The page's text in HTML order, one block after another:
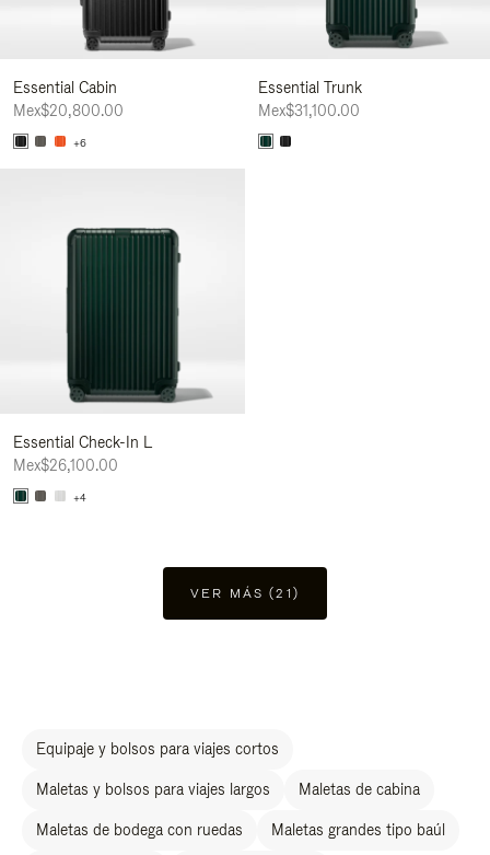
Essential Cabin
Mex$20,800.00
+6
Essential Trunk
Mex$31,100.00
Essential Check-In L
Mex$26,100.00
+4
VER MÁS (21)
Equipaje y bolsos para viajes cortos
Maletas y bolsos para viajes largos Maletas de cabina
Maletas de bodega con ruedas Maletas grandes tipo baúl